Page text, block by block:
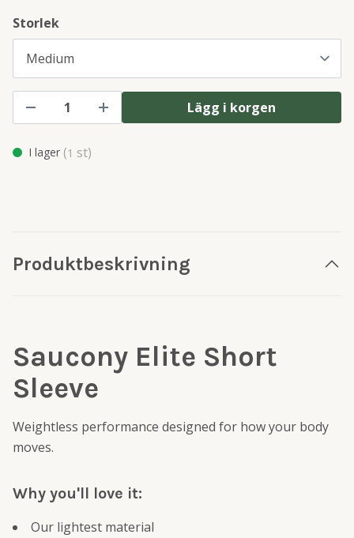
Storlek
Lägg i korgen
I lager (1 st)
Produktbeskrivning
Saucony Elite Short
Sleeve
Weightless performance designed for how your body
moves.
Why you'll love it:
Our lightest material